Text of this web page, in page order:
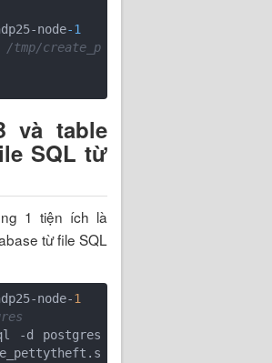
node-1
/tmp/create_p
và table
SQL từ
1 tiện ích là
từ file SQL
node-1
-d postgres